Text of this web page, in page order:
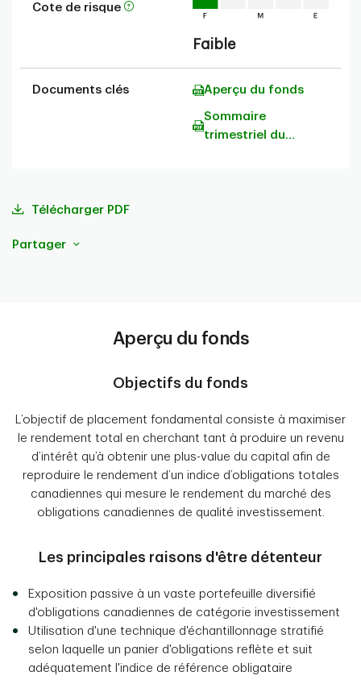
Cote de risque
Faible
Documents clés Aperçu du fonds
Sommaire
trimestriel du
Télécharger PDF
Partager
Aperçu du fonds
Objectifs du fonds
L’objectif de placement fondamental consiste à maximiser
le rendement total en cherchant tant à produire un revenu
d’intérêt qu’à obtenir une plus-value du capital afin de
reproduire le rendement d’un indice d’obligations totales
canadiennes qui mesure le rendement du marché des
obligations canadiennes de qualité investissement.
Les principales raisons d'être détenteur
Exposition passive à un vaste portefeuille diversifié
d'obligations canadiennes de catégorie investissement
Utilisation d'une technique d'échantillonnage stratifié
selon laquelle un panier d'obligations reflète et suit
adéquatement l'indice de référence obligataire